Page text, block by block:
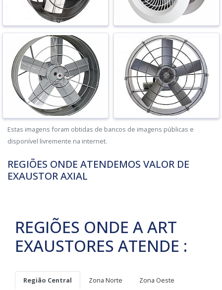
Estas imagens foram obtidas de bancos de imagens públicas e
disponível livremente na internet.
REGIÕES ONDE ATENDEMOS VALOR DE
EXAUSTOR AXIAL
REGIÕES ONDE A ART
EXAUSTORES ATENDE :
Região Central Zona Norte
Zona Oeste